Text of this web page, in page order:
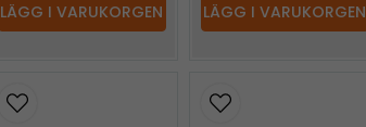
LÄGG I VARUKORGEN LÄGG I VARUKORGEN